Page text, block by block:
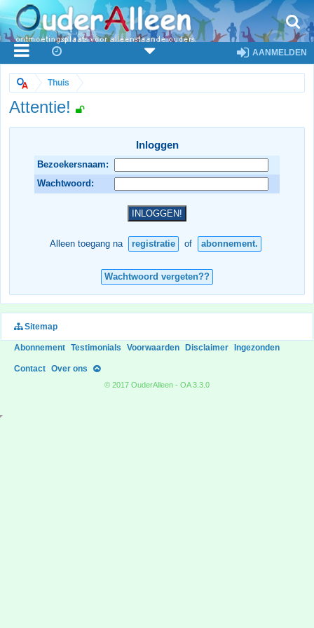
AANMELDEN
Thuis
Attentie!
Inloggen
Bezoekersnaam:
Wachtwoord:
Alleen toegang na registratie of abonnement.
Wachtwoord vergeten??
Sitemap
Abonnement Testimonials Voorwaarden Disclaimer Ingezonden
Contact Over ons
© 2017 OuderAlleen - OA 3.3.0